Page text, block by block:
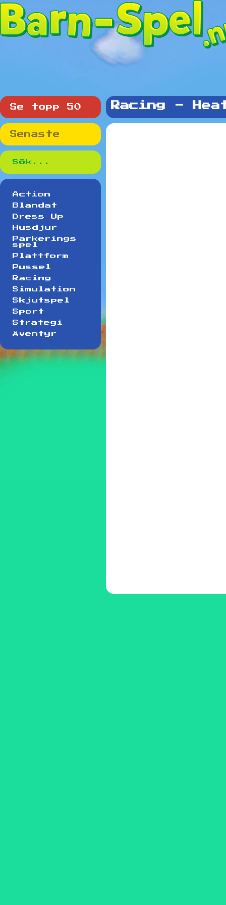
Se topp 50
Senaste
Action
Blandat
Dress Up
Husdjur
Parkerings
spel
Plattform
Pussel
Racing
Simulation
Skjutspel
Sport
Strategi
Äventyr
Racing -